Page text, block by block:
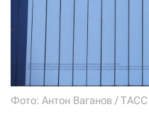
Фото: Антон Ваганов / ТАСС